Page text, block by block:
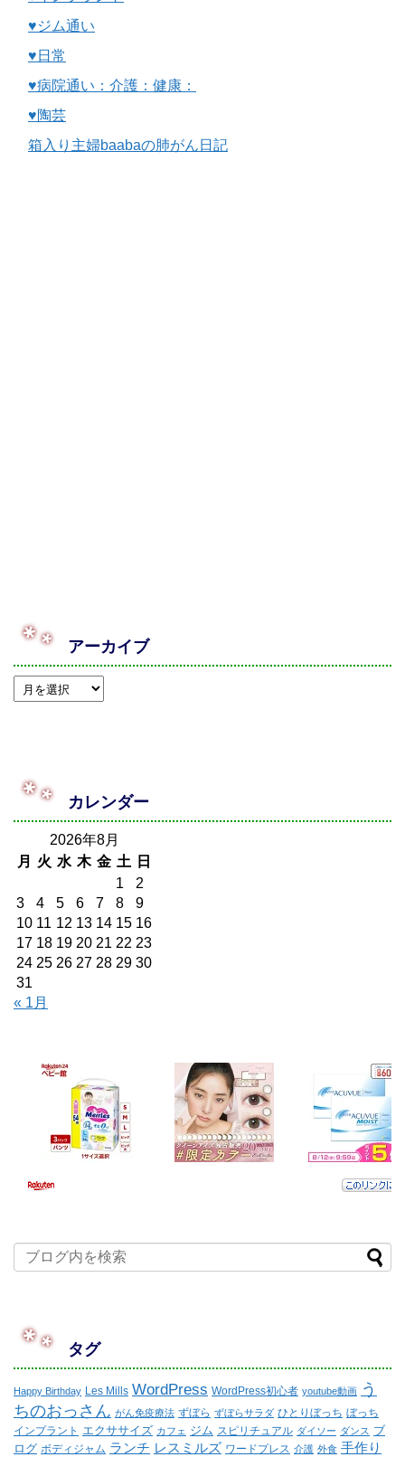
♥ジム通い
♥日常
♥病院通い：介護：健康：
♥陶芸
箱入り主婦baabaの肺がん日記
アーカイブ
カレンダー
2026年8月
月
火 水 木 金 土
日
1
2
3
4 5 6 7 8
9
10 11 12 13 14 15 16
17 18 19 20 21 22 23
24 25 26 27 28 29 30
31
« 1月
タグ
Happy Birthday Les Mills WordPress WordPress初心者 youtube動画 う
ちのおっさん がん免疫療法 ずぼら ずぼらサラダ ひとりぼっち ぼっち
インプラント エクササイズ カフェ ジム スピリチュアル ダイソー ダンス ブ
ログ ボディジャム ランチ レスミルズ ワードプレス 介護 外食 手作り